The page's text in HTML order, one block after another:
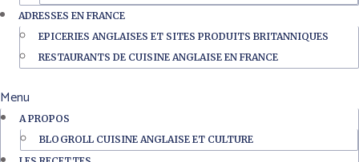
ADRESSES EN FRANCE
EPICERIES ANGLAISES ET SITES PRODUITS BRITANNIQUES
RESTAURANTS DE CUISINE ANGLAISE EN FRANCE
Menu
A PROPOS
BLOGROLL CUISINE ANGLAISE ET CULTURE